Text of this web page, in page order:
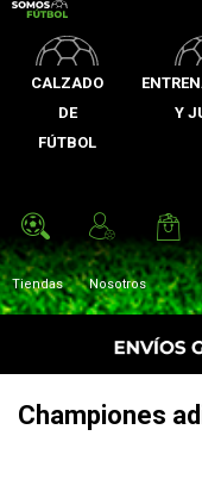
CALZADO
DE
FÚTBOL
Y
Tiendas Nosotros
Championes